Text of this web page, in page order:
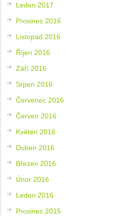
Leden 2017
Prosinec 2016
Listopad 2016
Říjen 2016
Září 2016
Srpen 2016
Červenec 2016
Červen 2016
Květen 2016
Duben 2016
Březen 2016
Únor 2016
Leden 2016
Prosinec 2015